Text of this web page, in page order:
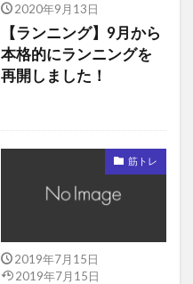
2020年9月13日
【ランニング】9月から
本格的にランニングを
再開しました！
筋トレ
2019年7月15日
2019年7月15日